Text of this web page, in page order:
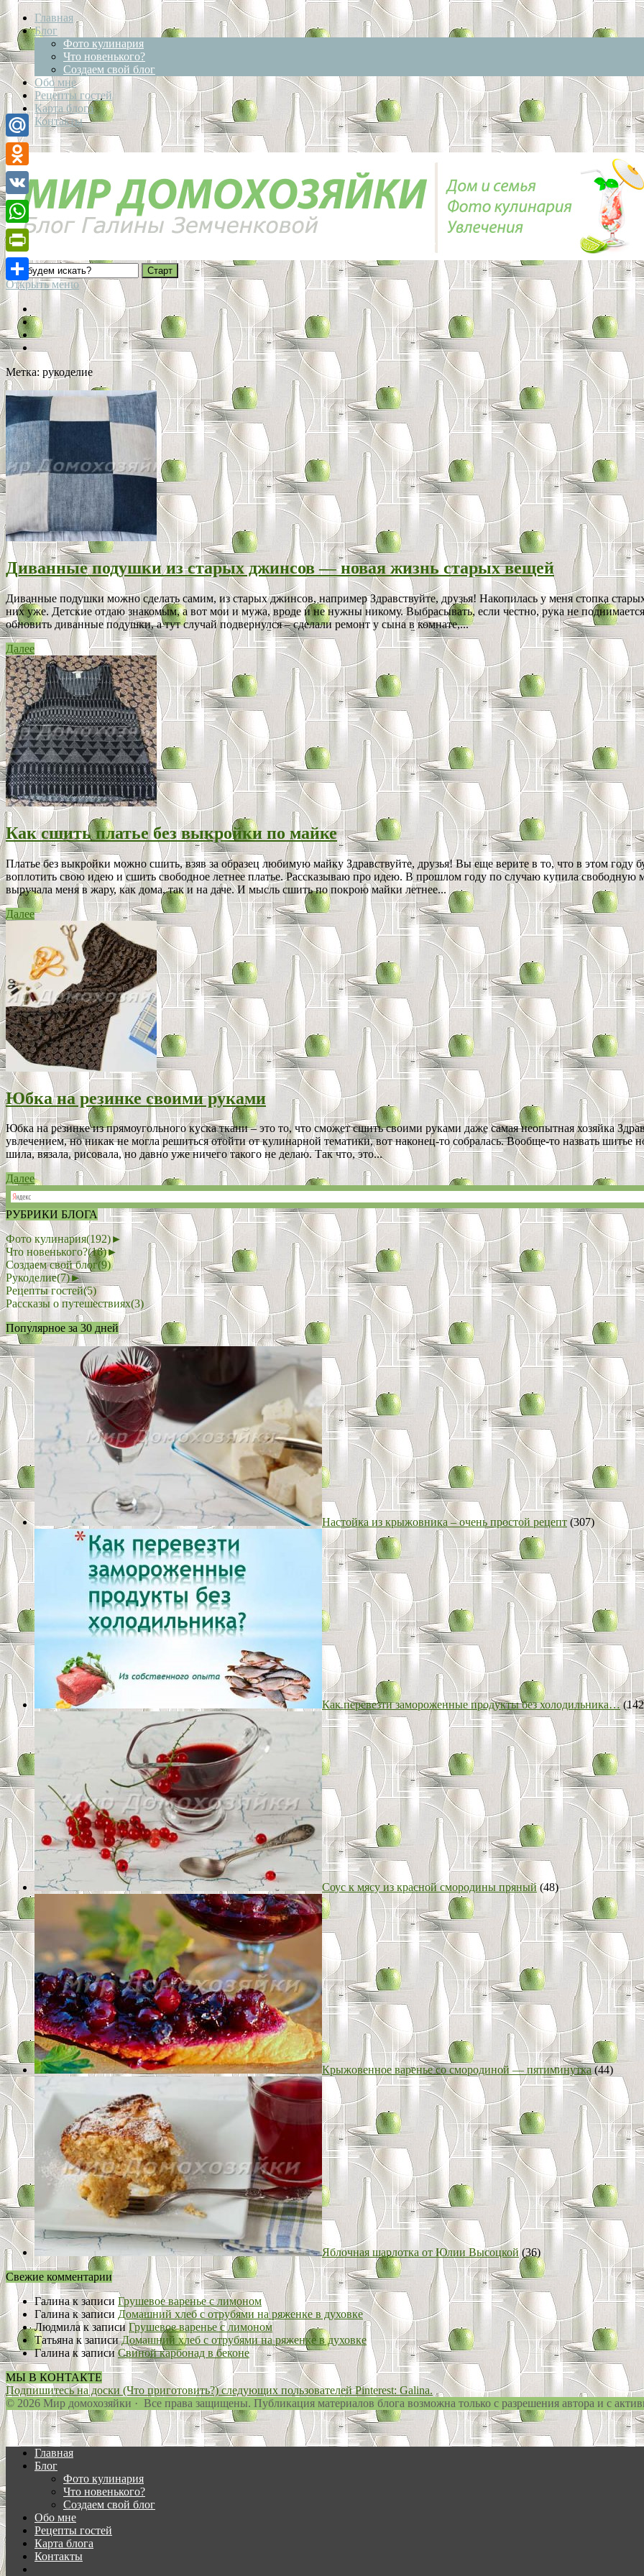
Главная
Блог
Фото кулинария
Что новенького?
Создаем свой блог
Обо мне
Рецепты гостей
Карта блога
Контакты
Открыть меню
Метка: рукоделие
Диванные подушки из старых джинсов — новая жизнь старых вещей
Диванные подушки можно сделать самим, из старых джинсов, например Здравствуйте, друзья! Накопилась у меня стопка
них уже. Детские отдаю знакомым, а вот мои и мужа, вроде и не нужны никому. Выбрасывать, если честно, рука не
обновить диванные подушки, а тут случай подвернулся – сделали ремонт у сына в комнате,...
Далее
Как сшить платье без выкройки по майке
Платье без выкройки можно сшить, взяв за образец любимую майку Здравствуйте, друзья! Вы еще верите в то, что в этом году
воплотить свою идею и сшить свободное летнее платье. Рассказываю про идею. В прошлом году по случаю купила свободную
выручала меня в жару, как дома, так и на даче. И мысль сшить по покрою майки летнее...
Далее
Юбка на резинке своими руками
Юбка на резинке из прямоугольного куска ткани – это то, что сможет сшить своими руками даже самая неопытная хозяйка
увлечением, но никак не могла решиться отойти от кулинарной тематики, вот наконец-то собралась. Вообще-то назвать шитье
шила, вязала, рисовала, но давно уже ничего такого не делаю. Так что, это...
Далее
РУБРИКИ БЛОГА
Фото кулинария(192)►
Что новенького?(16)►
Создаем свой блог(9)
Рукоделие(7)►
Рецепты гостей(5)
Рассказы о путешествиях(3)
Популярное за 30 дней
Настойка из крыжовника – очень простой рецепт (307)
Как перевезти замороженные продукты без холодильника…
Соус к мясу из красной смородины пряный (48)
Крыжовенное варенье со смородиной — пятиминутка (44)
Яблочная шарлотка от Юлии Высоцкой (36)
Свежие комментарии
Галинак записи Грушевое варенье с лимоном
Галинак записи Домашний хлеб с отрубями на ряженке в духовке
Людмилак записи Грушевое варенье с лимоном
Татьянак записиДомашний хлеб с отрубями на ряженке в духовке
Галинак записиСвиной карбонад в беконе
МЫ В КОНТАКТЕ
Подпишитесь на доски (Что приготовить?) следующих пользователей Pinterest: Galina.
© 2026 Мир домохозяйки · Все права защищены. Публикация материалов блога возможна только с разрешения автора и с
Главная
Блог
Фото кулинария
Что новенького?
Создаем свой блог
Обо мне
Рецепты гостей
Карта блога
Контакты
Mail.Ru
Odnoklassniki
VK
WhatsApp
PrintFriendly
Отправить